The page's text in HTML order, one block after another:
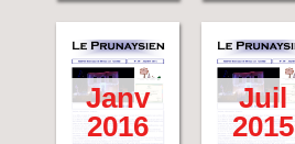
Janv
2016
Juil
2015